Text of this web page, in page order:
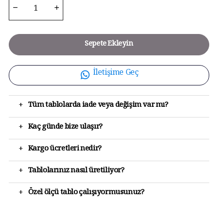
Sepete Ekleyin
İletişime Geç
+ Tüm tablolarda iade veya değişim var mı?
+ Kaç günde bize ulaşır?
+ Kargo ücretleri nedir?
+ Tablolarınız nasıl üretiliyor?
+ Özel ölçü tablo çalışıyormusunuz?